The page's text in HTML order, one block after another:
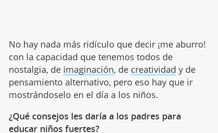
No hay nada más ridículo que decir ¡me aburro!
con la capacidad que tenemos todos de
nostalgia, de imaginación, de creatividad y de
pensamiento alternativo, pero eso hay que ir
mostrándoselo en el día a los niños.
¿Qué consejos les daría a los padres para
educar niños fuertes?